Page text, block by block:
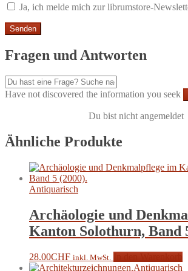
Ja, ich melde mich zur librumstore-
Fragen und Antworten
Have not discovered the information you seek
Du bist nicht angemeldet
Ähnliche Produkte
Antiquarisch
Archäologie und
Kanton Solothurn, Band
28.00CHF inkl. MwSt.
Antiquarisch